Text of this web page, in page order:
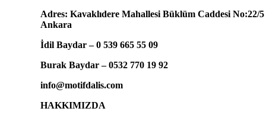
Adres: Kavaklıdere Mahallesi Büklüm Caddesi No:22/5
Ankara
İdil Baydar – 0 539 665 55 09
Burak Baydar – 0532 770 19 92
info@motifdalis.com
HAKKIMIZDA